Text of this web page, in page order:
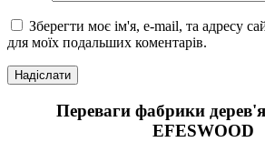
Зберегти моє ім'я, e-mail, та адресу
для моїх подальших коментарів.
Переваги фабрики
EFESWOOD